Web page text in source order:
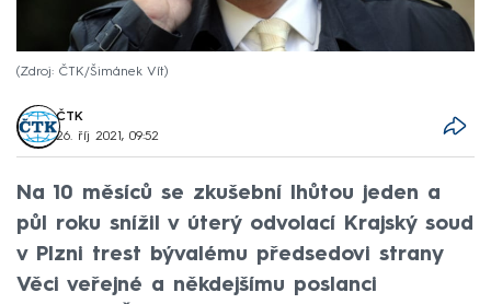
Zdroj: ČTK/Šimánek Vít
ČTK
26. říj 2021, 09:52
Na 10 měsíců se zkušební lhůtou jeden a
půl roku snížil v úterý odvolací Krajský soud
v Plzni trest bývalému předsedovi strany
Věci veřejné a někdejšímu poslanci